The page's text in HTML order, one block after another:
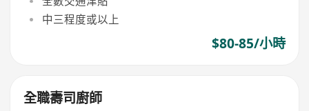
中三程度或以上
$80-85/小時
全職壽司廚師